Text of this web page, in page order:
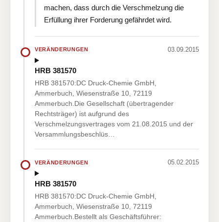
machen, dass durch die Verschmelzung die
Erfüllung ihrer Forderung gefährdet wird.
VERÄNDERUNGEN 03.09.2015
HRB 381570
HRB 381570:DC Druck-Chemie GmbH,
Ammerbuch, Wiesenstraße 10, 72119
Ammerbuch.Die Gesellschaft (übertragender
Rechtsträger) ist aufgrund des
Verschmelzungsvertrages vom 21.08.2015 und der
Versammlungsbeschlüs…
VERÄNDERUNGEN 05.02.2015
HRB 381570
HRB 381570:DC Druck-Chemie GmbH,
Ammerbuch, Wiesenstraße 10, 72119
Ammerbuch.Bestellt als Geschäftsführer: